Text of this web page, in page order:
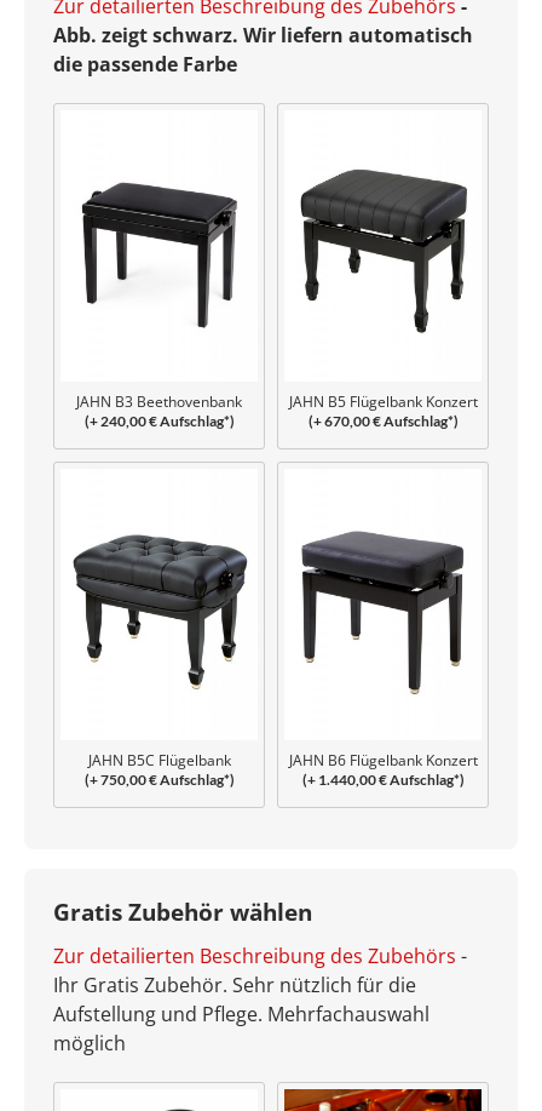
Zur detailierten Beschreibung des Zubehörs -
Abb. zeigt schwarz. Wir liefern automatisch
die passende Farbe
JAHN B3 Beethovenbank
(+ 240,00 € Aufschlag*)
JAHN B5 Flügelbank Konzert
(+ 670,00 € Aufschlag*)
JAHN B5C Flügelbank
Capitonné
(+ 750,00 € Aufschlag*)
JAHN B6 Flügelbank Konzert
(+ 1.440,00 € Aufschlag*)
Gratis Zubehör wählen
Zur detailierten Beschreibung des Zubehörs -
Ihr Gratis Zubehör. Sehr nützlich für die
Aufstellung und Pflege. Mehrfachauswahl
möglich